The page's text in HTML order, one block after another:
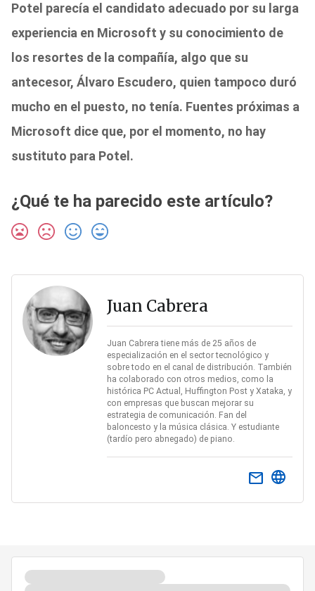
Potel parecía el candidato adecuado por su larga
experiencia en Microsoft y su conocimiento de
los resortes de la compañía, algo que su
antecesor, Álvaro Escudero, quien tampoco duró
mucho en el puesto, no tenía. Fuentes próximas a
Microsoft dice que, por el momento, no hay
sustituto para Potel.
¿Qué te ha parecido este artículo?
Juan Cabrera
Juan Cabrera tiene más de 25 años de
especialización en el sector tecnológico y
sobre todo en el canal de distribución. También
ha colaborado con otros medios, como la
histórica PC Actual, Huffington Post y Xataka, y
con empresas que buscan mejorar su
estrategia de comunicación. Fan del
baloncesto y la música clásica. Y estudiante
(tardío pero abnegado) de piano.
email